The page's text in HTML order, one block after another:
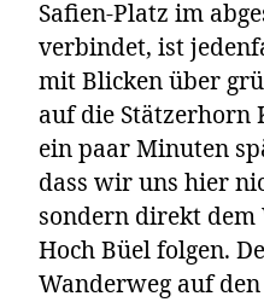
Safien-Platz im
verbindet, ist
mit Blicken über
auf die Stätzerhorn
ein paar Minuten
dass wir uns hier
sondern direkt dem
Hoch Büel folgen.
Wanderweg auf den